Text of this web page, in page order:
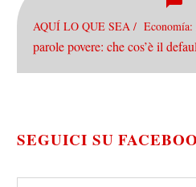
AQUÍ LO QUE SEA / Economía:
parole povere: che cos’è il
SEGUICI SU